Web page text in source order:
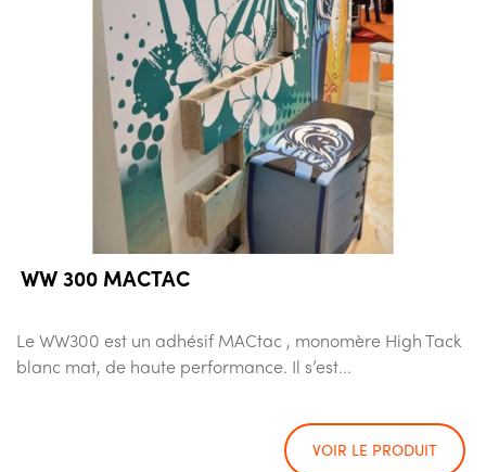
WW 300 MACTAC
Le WW300 est un adhésif MACtac , monomère High Tack
blanc mat, de haute performance. Il s’est...
VOIR LE PRODUIT